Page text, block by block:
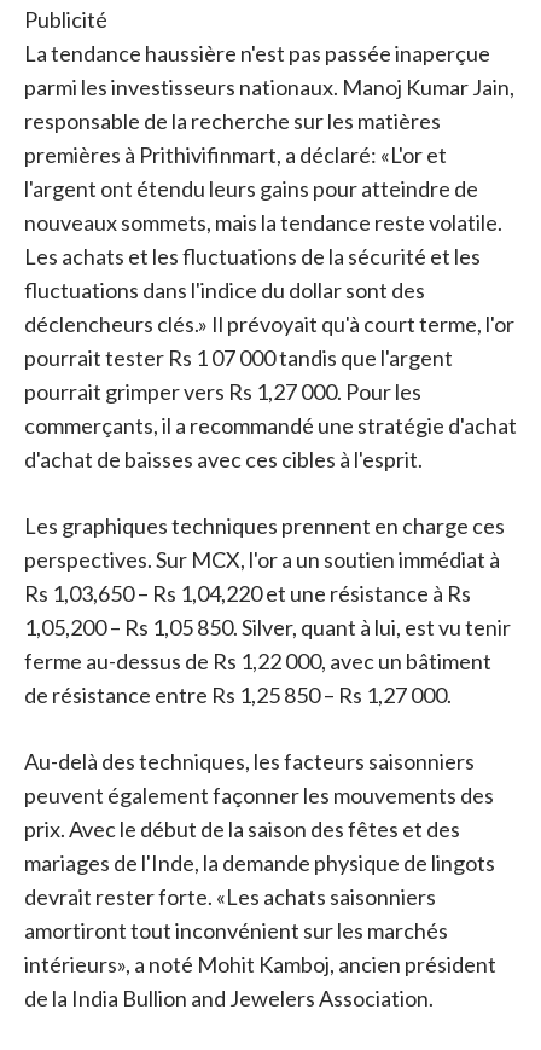
Publicité
La tendance haussière n'est pas passée inaperçue
parmi les investisseurs nationaux. Manoj Kumar Jain,
responsable de la recherche sur les matières
premières à Prithivifinmart, a déclaré: «L'or et
l'argent ont étendu leurs gains pour atteindre de
nouveaux sommets, mais la tendance reste volatile.
Les achats et les fluctuations de la sécurité et les
fluctuations dans l'indice du dollar sont des
déclencheurs clés.» Il prévoyait qu'à court terme, l'or
pourrait tester Rs 1 07 000 tandis que l'argent
pourrait grimper vers Rs 1,27 000. Pour les
commerçants, il a recommandé une stratégie d'achat
d'achat de baisses avec ces cibles à l'esprit.
Les graphiques techniques prennent en charge ces
perspectives. Sur MCX, l'or a un soutien immédiat à
Rs 1,03,650 – Rs 1,04,220 et une résistance à Rs
1,05,200 – Rs 1,05 850. Silver, quant à lui, est vu tenir
ferme au-dessus de Rs 1,22 000, avec un bâtiment
de résistance entre Rs 1,25 850 – Rs 1,27 000.
Au-delà des techniques, les facteurs saisonniers
peuvent également façonner les mouvements des
prix. Avec le début de la saison des fêtes et des
mariages de l'Inde, la demande physique de lingots
devrait rester forte. «Les achats saisonniers
amortiront tout inconvénient sur les marchés
intérieurs», a noté Mohit Kamboj, ancien président
de la India Bullion and Jewelers Association.